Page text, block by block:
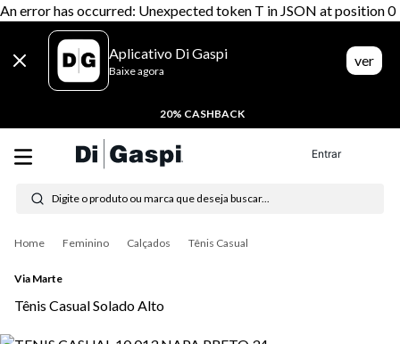
An error has occurred: Unexpected token T in JSON at position 0
Aplicativo Di Gaspi
Baixe agora
ver
20% CASHBACK
Entrar
Digite o produto ou marca que deseja buscar...
Feminino Calçados Tênis Casual
Via Marte
Tênis Casual Solado Alto
Termos mais buscados
1º tenis